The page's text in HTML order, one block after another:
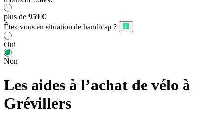
plus de 959 €
Êtes-vous en situation de handicap ?
Oui
Non
Les aides à l’achat de vélo à
Grévillers